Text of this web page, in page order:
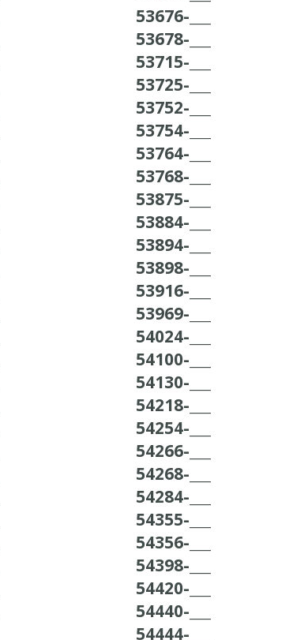
53676-___
53678-___
53715-___
53725-___
53752-___
53754-___
53764-___
53768-___
53875-___
53884-___
53894-___
53898-___
53916-___
53969-___
54024-___
54100-___
54130-___
54218-___
54254-___
54266-___
54268-___
54284-___
54355-___
54356-___
54398-___
54420-___
54440-___
54444-___